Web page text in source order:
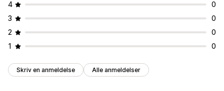
4
0
3
0
2
0
1
0
Skriv en anmeldelse Alle anmeldelser